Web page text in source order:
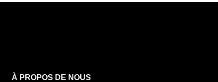
À PROPOS DE NOUS